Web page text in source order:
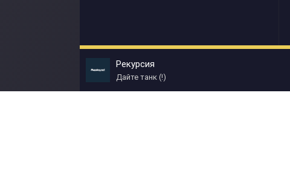
Рекурсия
Дайте танк (!)